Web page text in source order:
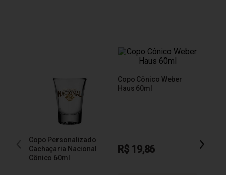
Copo Personalizado
Cachaçaria Nacional
Cônico 60ml
Copo Cônico Weber
Haus 60ml
R$ 19,86